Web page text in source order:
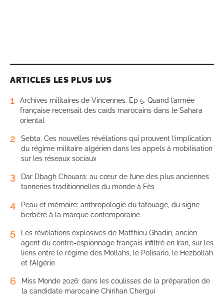
ARTICLES LES PLUS LUS
1
Archives militaires de Vincennes. Ep 5. Quand l’armée
française recensait des caïds marocains dans le Sahara
oriental
2
Sebta. Ces nouvelles révélations qui prouvent l’implication
du régime militaire algérien dans les appels à mobilisation
sur les réseaux sociaux
3
Dar Dbagh Chouara: au cœur de l’une des plus anciennes
tanneries traditionnelles du monde à Fès
4
Peau et mémoire: anthropologie du tatouage, du signe
berbère à la marque contemporaine
5
Les révélations explosives de Matthieu Ghadiri, ancien
agent du contre-espionnage français infiltré en Iran, sur les
liens entre le régime des Mollahs, le Polisario, le Hezbollah
et l’Algérie
6
Miss Monde 2026: dans les coulisses de la préparation de
la candidate marocaine Chirihan Chergui